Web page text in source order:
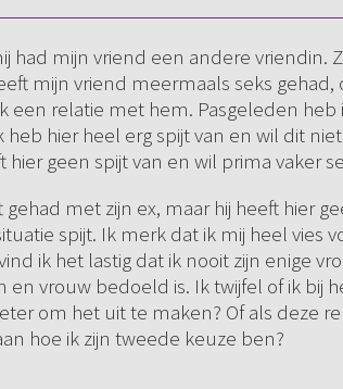
had mijn vriend een andere vriendin.
mijn vriend meermaals seks gehad,
een relatie met hem. Pasgeleden heb
hier heel erg spijt van en wil dit
geen spijt van en wil prima vaker
met zijn ex, maar hij heeft hier
spijt. Ik merk dat ik mij heel vies
ik het lastig dat ik nooit zijn enige
vrouw bedoeld is. Ik twijfel of ik bij
om het uit te maken? Of als deze
hoe ik zijn tweede keuze ben?